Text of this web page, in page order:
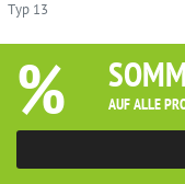
Typ 13
% AUF ALLE